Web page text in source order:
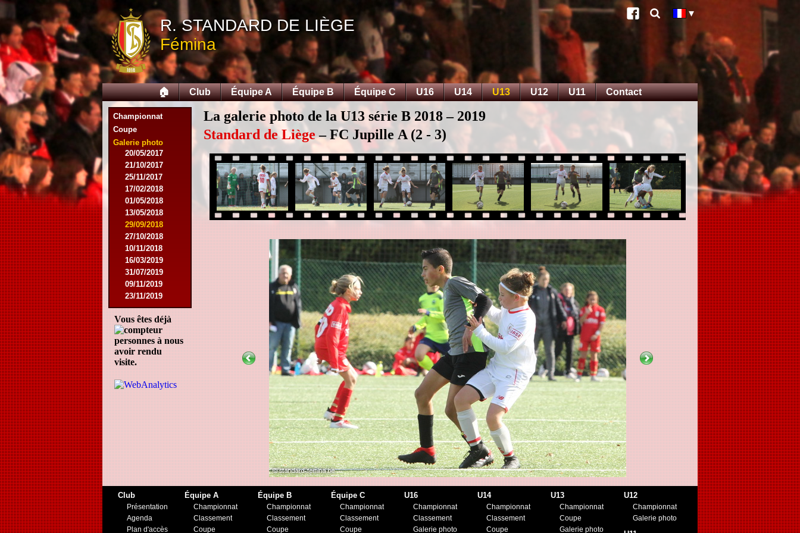
R. STANDARD DE LIÈGE
Fémina
🏠 Club Équipe A Équipe B Équipe C U16 U14 U13 U12 U11 Contact
Championnat
Coupe
Galerie photo
12/09/2015
26/09/2015
03/10/2015
28/11/2015
09/03/2016
09/04/2016
13/04/2016
16/05/2016
09/08/2016
08/10/2016
01/03/2017
06/05/2017
20/05/2017
21/10/2017
25/11/2017
17/02/2018
01/05/2018
13/05/2018
29/09/2018
27/10/2018
10/11/2018
16/03/2019
31/07/2019
09/11/2019
23/11/2019
Vous êtes déjà
personnes à nous
avoir rendu
visite.
La galerie photo de la U13 série B 2018 – 2019
Standard de Liège– FC Jupille A (2 - 3)
Club
Présentation
Agenda
Plan d'accès
Équipe A
Championnat
Classement
Coupe
Équipe B
Championnat
Classement
Coupe
Équipe C
Championnat
Classement
Coupe
U16
Championnat
Classement
Galerie photo
U14
Championnat
Classement
Coupe
U13
Championnat
Coupe
Galerie photo
U12
Championnat
Galerie photo